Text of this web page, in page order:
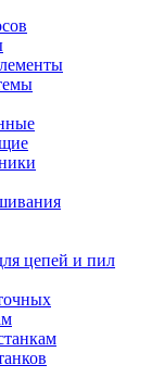
цепей и пил